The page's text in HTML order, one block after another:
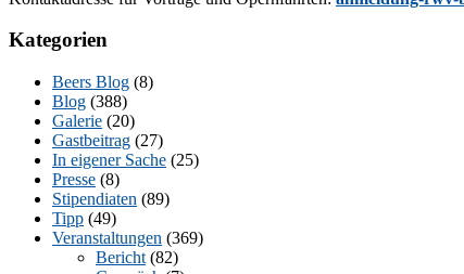
Kategorien
Beers Blog (8)
Blog (388)
Galerie (20)
Gastbeitrag (27)
In eigener Sache (25)
Presse (8)
Stipendiaten (89)
Tipp (49)
Veranstaltungen (369)
Bericht (82)